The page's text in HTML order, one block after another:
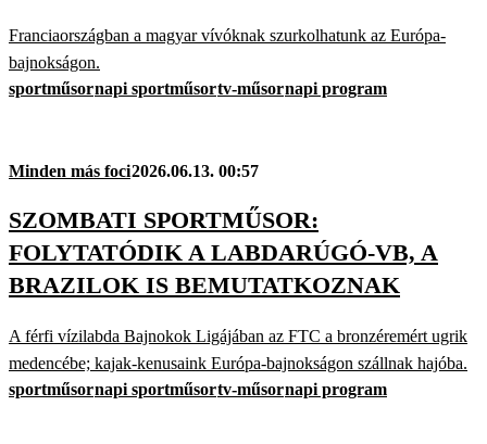
Franciaországban a magyar vívóknak szurkolhatunk az Európa-
bajnokságon.
sportműsornapi sportműsortv-műsornapi program
Minden más foci2026.06.13. 00:57
SZOMBATI SPORTMŰSOR:
FOLYTATÓDIK A LABDARÚGÓ-VB, A
BRAZILOK IS BEMUTATKOZNAK
A férfi vízilabda Bajnokok Ligájában az FTC a bronzéremért ugrik
medencébe; kajak-kenusaink Európa-bajnokságon szállnak hajóba.
sportműsornapi sportműsortv-műsornapi program